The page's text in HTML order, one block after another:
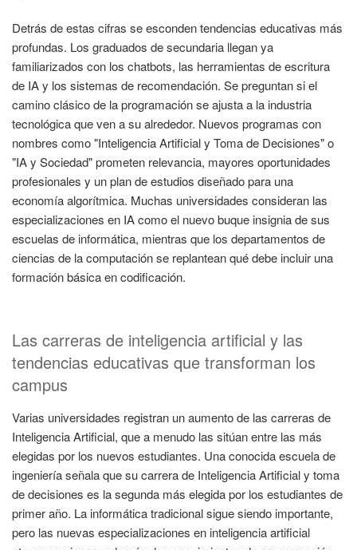
Detrás de estas cifras se esconden tendencias educativas más
profundas. Los graduados de secundaria llegan ya
familiarizados con los chatbots, las herramientas de escritura
de IA y los sistemas de recomendación. Se preguntan si el
camino clásico de la programación se ajusta a la industria
tecnológica que ven a su alrededor. Nuevos programas con
nombres como "Inteligencia Artificial y Toma de Decisiones" o
"IA y Sociedad" prometen relevancia, mayores oportunidades
profesionales y un plan de estudios diseñado para una
economía algorítmica. Muchas universidades consideran las
especializaciones en IA como el nuevo buque insignia de sus
escuelas de informática, mientras que los departamentos de
ciencias de la computación se replantean qué debe incluir una
formación básica en codificación.
Las carreras de inteligencia artificial y las
tendencias educativas que transforman los
campus
Varias universidades registran un aumento de las carreras de
Inteligencia Artificial, que a menudo las sitúan entre las más
elegidas por los nuevos estudiantes. Una conocida escuela de
ingeniería señala que su carrera de Inteligencia Artificial y toma
de decisiones es la segunda más elegida por los estudiantes de
primer año. La informática tradicional sigue siendo importante,
pero las nuevas especializaciones en inteligencia artificial